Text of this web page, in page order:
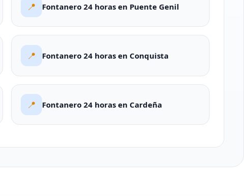
📍 Fontanero 24 horas en Puente Genil
📍 Fontanero 24 horas en Conquista
📍 Fontanero 24 horas en Cardeña